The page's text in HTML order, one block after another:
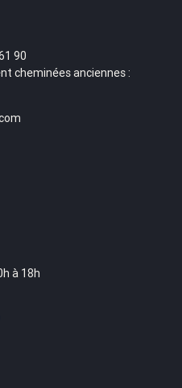
90
cheminées anciennes :
à 18h